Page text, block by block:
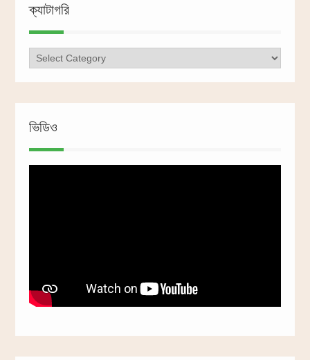
ক্যাটাগরি
ক্যাটাগরি
ভিডিও